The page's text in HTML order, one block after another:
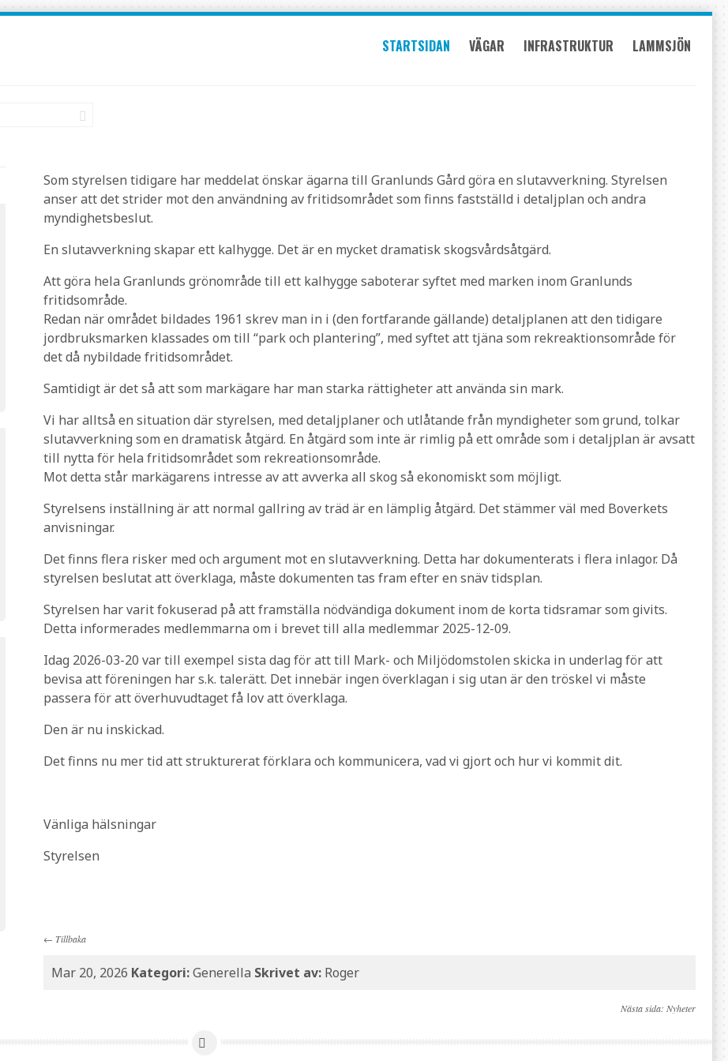
STARTSIDAN VÄGAR INFRASTRUKTUR LAMMSJÖN
Som styrelsen tidigare har meddelat önskar ägarna till Granlunds Gård göra en slutavverkning. Styrelsen
anser att det strider mot den användning av fritidsområdet som finns fastställd i detaljplan och andra
myndighetsbeslut.
En slutavverkning skapar ett kalhygge. Det är en mycket dramatisk skogsvårdsåtgärd.
Att göra hela Granlunds grönområde till ett kalhygge saboterar syftet med marken inom Granlunds
fritidsområde.
Redan när området bildades 1961 skrev man in i (den fortfarande gällande) detaljplanen att den tidigare
jordbruksmarken klassades om till “park och plantering”, med syftet att tjäna som rekreaktionsområde för
det då nybildade fritidsområdet.
Samtidigt är det så att som markägare har man starka rättigheter att använda sin mark.
Vi har alltså en situation där styrelsen, med detaljplaner och utlåtande från myndigheter som grund, tolkar
slutavverkning som en dramatisk åtgärd. En åtgärd som inte är rimlig på ett område som i detaljplan är avsatt
till nytta för hela fritidsområdet som rekreationsområde.
Mot detta står markägarens intresse av att avverka all skog så ekonomiskt som möjligt.
Styrelsens inställning är att normal gallring av träd är en lämplig åtgärd. Det stämmer väl med Boverkets
anvisningar.
Det finns flera risker med och argument mot en slutavverkning. Detta har dokumenterats i flera inlagor. Då
styrelsen beslutat att överklaga, måste dokumenten tas fram efter en snäv tidsplan.
Styrelsen har varit fokuserad på att framställa nödvändiga dokument inom de korta tidsramar som givits.
Detta informerades medlemmarna om i brevet till alla medlemmar 2025-12-09.
Idag 2026-03-20 var till exempel sista dag för att till Mark- och Miljödomstolen skicka in underlag för att
bevisa att föreningen har s.k. talerätt. Det innebär ingen överklagan i sig utan är den tröskel vi måste
passera för att överhuvudtaget få lov att överklaga.
Den är nu inskickad.
Det finns nu mer tid att strukturerat förklara och kommunicera, vad vi gjort och hur vi kommit dit.
Vänliga hälsningar
Styrelsen
← Tillbaka
Mar 20, 2026 Kategori:Generella Skrivet av:Roger
Nästa sida:Nyheter